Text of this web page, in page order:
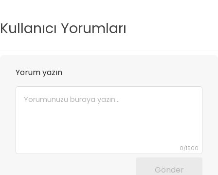
Kullanıcı Yorumları
Yorum yazın
0/1500
Gönder